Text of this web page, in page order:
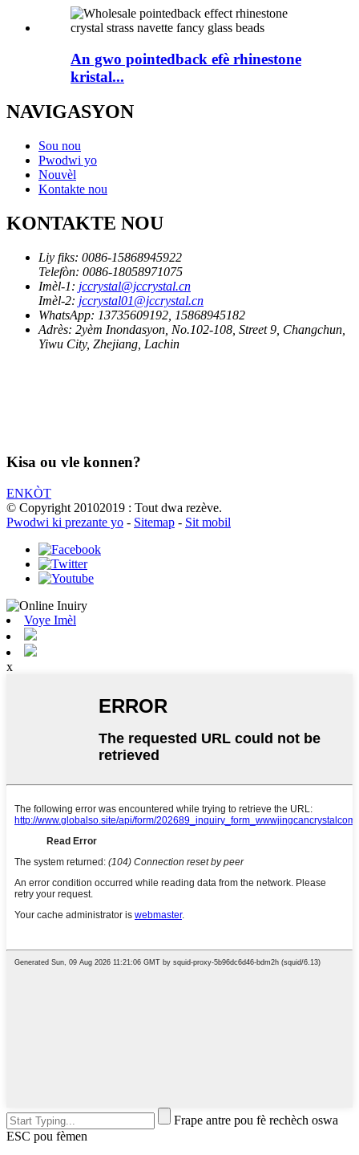
An gwo pointedback efè rhinestone
kristal...
NAVIGASYON
Sou nou
Pwodwi yo
Nouvèl
Kontakte nou
KONTAKTE NOU
Liy fiks: 0086-15868945922
Telefòn: 0086-18058971075
Imèl-1: jccrystal@jccrystal.cn
Imèl-2: jccrystal01@jccrystal.cn
WhatsApp: 13735609192, 15868945182
Adrès: 2yèm Inondasyon, No.102-108, Street 9, Changchun,
Yiwu City, Zhejiang, Lachin
Kisa ou vle konnen?
ENKÒT
© Copyright 20102019 : Tout dwa rezève.
Pwodwi ki prezante yo - Sitemap - Sit mobil
Voye Imèl
x
Frape antre pou fè rechèch oswa
ESC pou fèmen